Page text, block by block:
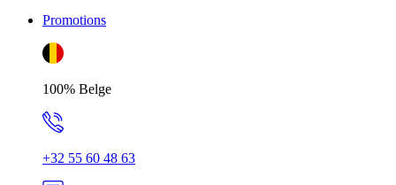
Promotions
100% Belge
+32 55 60 48 63